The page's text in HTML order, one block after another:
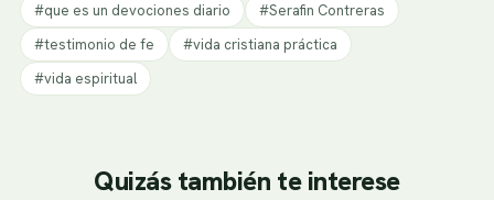
#que es un devociones diario
#Serafin Contreras
#testimonio de fe
#vida cristiana práctica
#vida espiritual
Quizás también te interese